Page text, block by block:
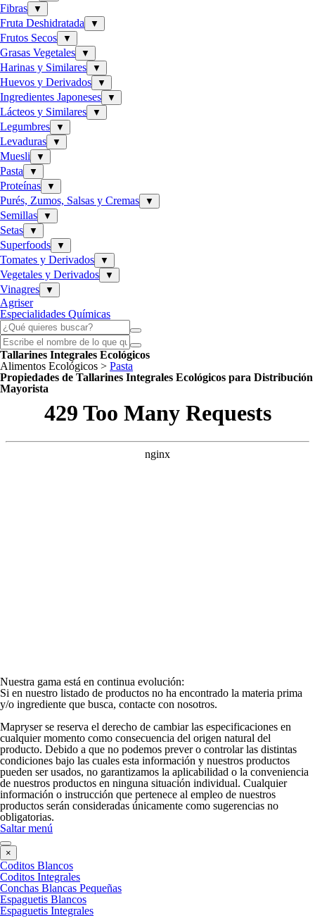
Fibras ▼
Fruta Deshidratada ▼
Frutos Secos ▼
Grasas Vegetales ▼
Harinas y Similares ▼
Huevos y Derivados ▼
Ingredientes Japoneses ▼
Lácteos y Similares ▼
Legumbres ▼
Levaduras ▼
Muesli ▼
Pasta ▼
Proteínas ▼
Purés, Zumos, Salsas y Cremas ▼
Semillas ▼
Setas ▼
Superfoods ▼
Tomates y Derivados ▼
Vegetales y Derivados ▼
Vinagres ▼
Agriser
Especialidades Químicas
Tallarines Integrales Ecológicos
Alimentos Ecológicos > Pasta
Propiedades de Tallarines Integrales Ecológicos para Distribución
Mayorista
Nuestra gama está en continua evolución:
Si en nuestro listado de productos no ha encontrado la materia prima
y/o ingrediente que busca, contacte con nosotros.
Mapryser se reserva el derecho de cambiar las especificaciones en
cualquier momento como consecuencia del origen natural del
producto. Debido a que no podemos prever o controlar las distintas
condiciones bajo las cuales esta información y nuestros productos
pueden ser usados, no garantizamos la aplicabilidad o la conveniencia
de nuestros productos en ninguna situación individual. Cualquier
información o instrucción que pertenece al empleo de nuestros
productos serán consideradas únicamente como sugerencias no
obligatorias.
Saltar menú
×
Coditos Blancos
Coditos Integrales
Conchas Blancas Pequeñas
Espaguetis Blancos
Espaguetis Integrales